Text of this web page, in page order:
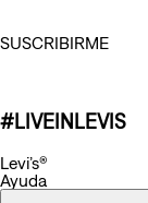
SUSCRIBIRME
#LIVEINLEVIS
Levi’s®
Ayuda